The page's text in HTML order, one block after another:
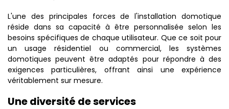
L'une des principales forces de l'installation domotique
réside dans sa capacité à être personnalisée selon les
besoins spécifiques de chaque utilisateur. Que ce soit pour
un usage résidentiel ou commercial, les systèmes
domotiques peuvent être adaptés pour répondre à des
exigences particulières, offrant ainsi une expérience
véritablement sur mesure.
Une diversité de services